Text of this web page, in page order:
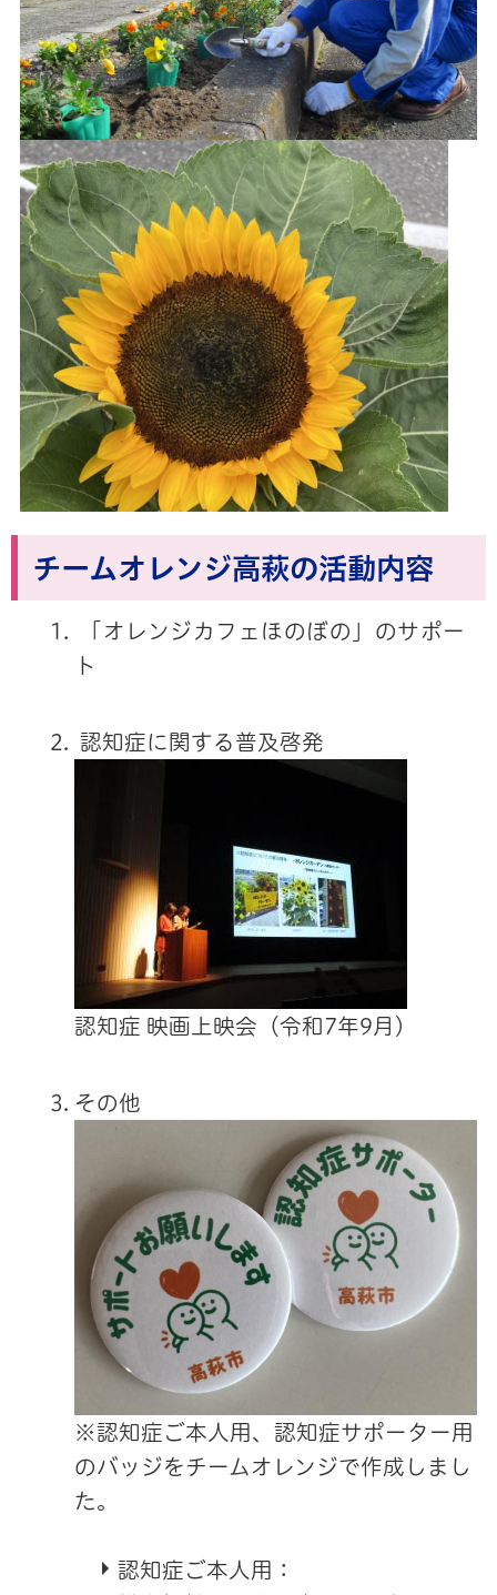
チームオレンジ高萩の活動内容
「オレンジカフェほのぼの」のサポー
ト
認知症に関する普及啓発
認知症 映画上映会（令和7年9月）
その他
※認知症ご本人用、認知症サポーター用
のバッジをチームオレンジで作成しまし
た。
認知症ご本人用：